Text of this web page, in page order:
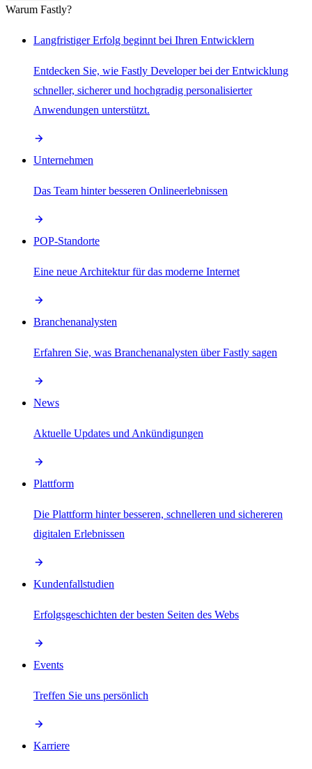
Warum Fastly?
Langfristiger Erfolg beginnt bei Ihren Entwicklern
Entdecken Sie, wie Fastly Developer bei der Entwicklung
schneller, sicherer und hochgradig personalisierter
Anwendungen unterstützt.
Unternehmen
Das Team hinter besseren Onlineerlebnissen
POP-Standorte
Eine neue Architektur für das moderne Internet
Branchenanalysten
Erfahren Sie, was Branchenanalysten über Fastly sagen
News
Aktuelle Updates und Ankündigungen
Plattform
Die Plattform hinter besseren, schnelleren und sichereren
digitalen Erlebnissen
Kundenfallstudien
Erfolgsgeschichten der besten Seiten des Webs
Events
Treffen Sie uns persönlich
Karriere